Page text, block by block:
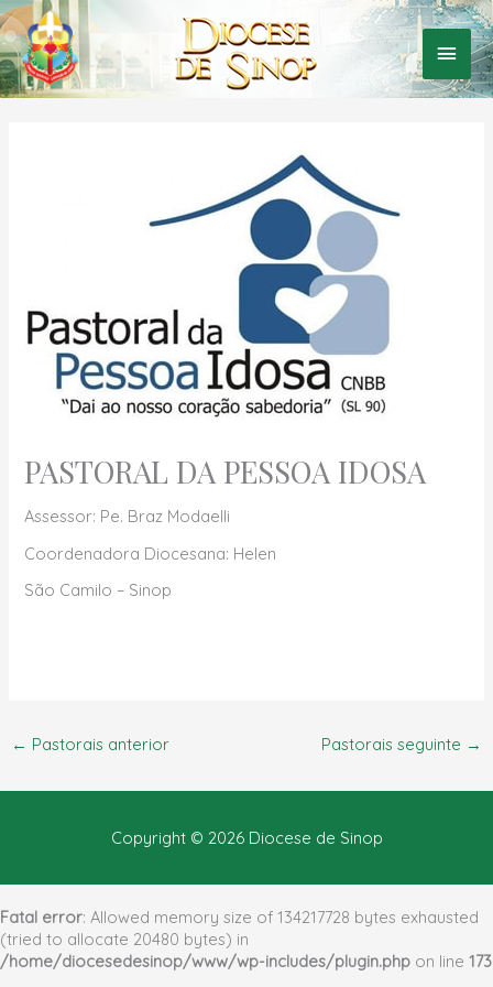
Ir
para
o
conteúdo
PASTORAL DA PESSOA IDOSA
Assessor: Pe. Braz Modaelli
Coordenadora Diocesana: Helen
São Camilo – Sinop
← Pastorais anterior Pastorais seguinte →
Copyright © 2026 Diocese de Sinop
Fatal error: Allowed memory size of 134217728 bytes exhausted
(tried to allocate 20480 bytes) in
/home/diocesedesinop/www/wp-includes/plugin.php on line 173